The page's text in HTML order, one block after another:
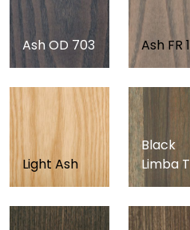
Ash OD 703 Ash FR
Light Ash
Black
Limba